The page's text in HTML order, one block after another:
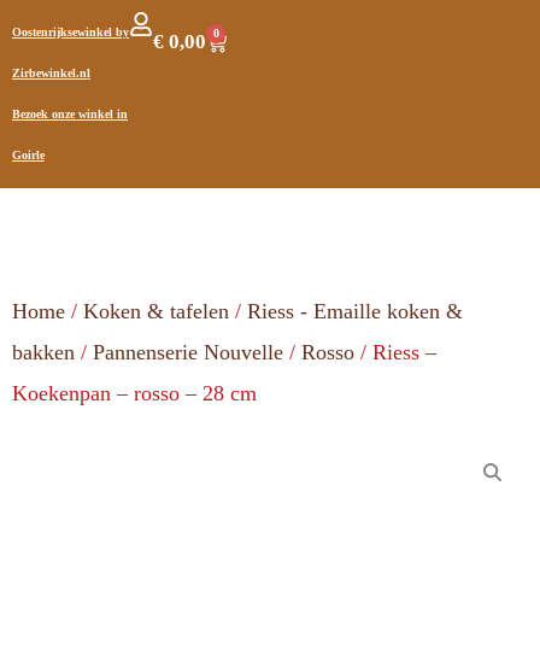
Oostenrijksewinkel by
Zirbewinkel.nl
Bezoek onze winkel in
Goirle
€ 0,00 0
Home / Koken & tafelen / Riess - Emaille koken &
bakken / Pannenserie Nouvelle / Rosso / Riess –
Koekenpan – rosso – 28 cm